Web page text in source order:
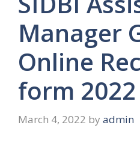
Manager
Online
form 2022
March 4, 2022 by admin